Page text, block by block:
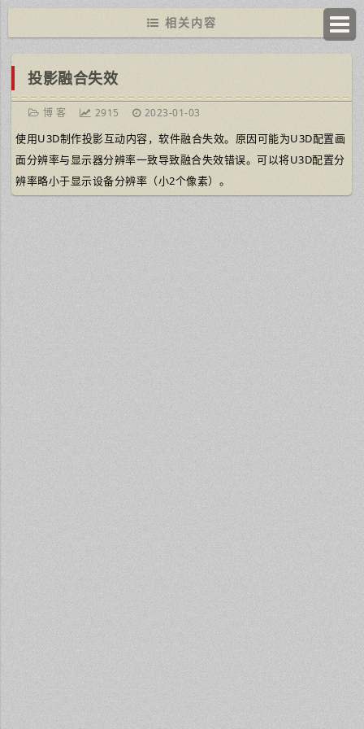
相关内容
投影融合失效
博 客 2915 2023-01-03
使用U3D制作投影互动内容，软件融合失效。原因可能为U3D配置画
面分辨率与显示器分辨率一致导致融合失效错误。可以将U3D配置分
辨率略小于显示设备分辨率（小2个像素）。